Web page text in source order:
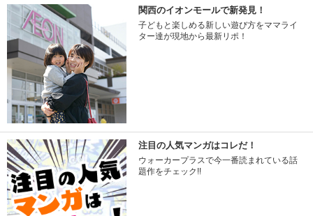
関西のイオンモールで新発見！
子どもと楽しめる新しい遊び方をママライ
ター達が現地から最新リポ！
注目の人気マンガはコレだ！
ウォーカープラスで今一番読まれている話
題作をチェック!!